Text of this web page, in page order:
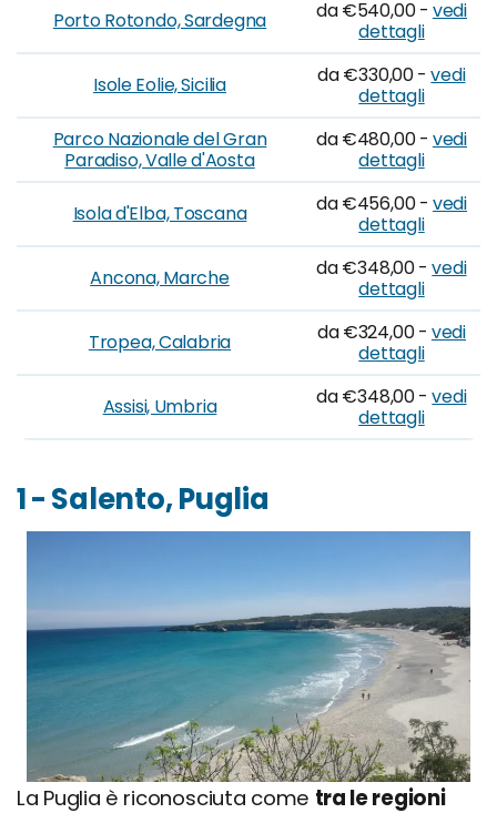
Porto Rotondo, Sardegna da €540,00 - vedi
dettagli
Isole Eolie, Sicilia da €330,00 -vedi
dettagli
Parco Nazionale del Gran
Paradiso, Valle d'Aosta
da €480,00 - vedi
dettagli
Isola d'Elba, Toscana da €456,00 - vedi
dettagli
Ancona, Marche da €348,00 -vedi
dettagli
Tropea, Calabria da €324,00 - vedi
dettagli
Assisi, Umbria da €348,00 -vedi
dettagli
1 - Salento, Puglia
La Puglia è riconosciuta come tra le regioni